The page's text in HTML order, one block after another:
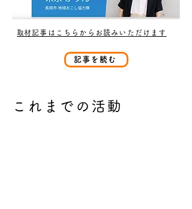
​取材記事はこちらからお読みいただけます
記事を読む
これまでの活動